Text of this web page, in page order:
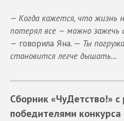
— Когда кажется, что жизнь
потерял все — можно зажечь
— говорила Яна. — Ты
становится легче дышать...
Сборник «ЧуДетство!» с
победителями